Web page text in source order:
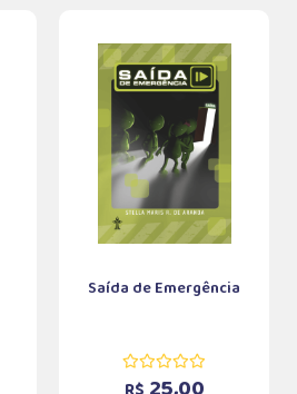
Saída de Emergência